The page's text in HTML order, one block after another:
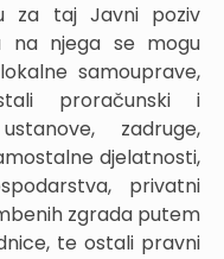
za taj Javni poziv
na njega se mogu
samouprave,
proračunski i
zadruge,
djelatnosti,
privatni
zgrada putem
te ostali pravni